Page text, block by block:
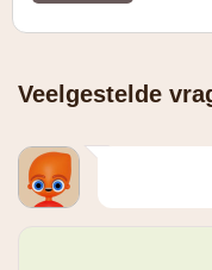
Veelgestelde